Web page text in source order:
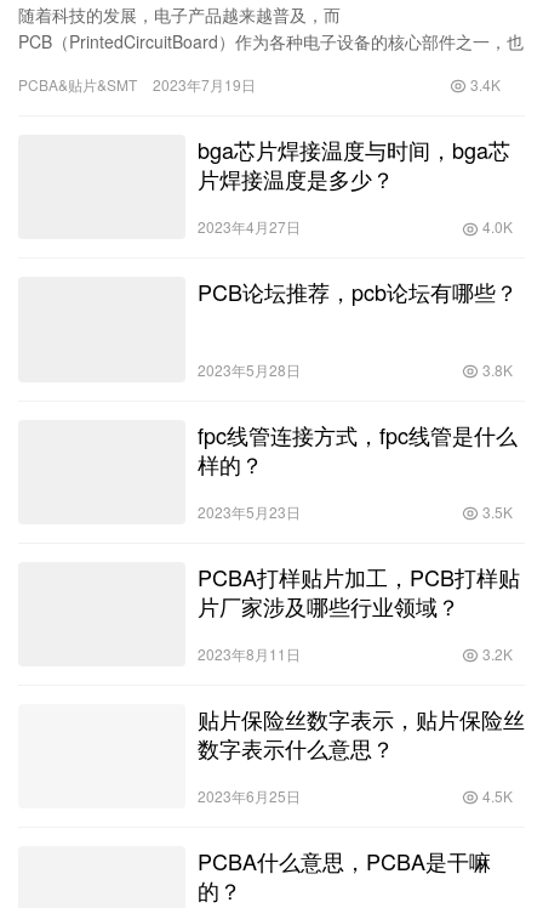
随着科技的发展，电子产品越来越普及，而
PCB（PrintedCircuitBoard）作为各种电子设备的核心部件之一，也
个复杂的问题。在本文
PCBA&贴片&SMT 2023年7月19日 3.4K
bga芯片焊接温度与时间，bga芯
片焊接温度是多少？
2023年4月27日 4.0K
PCB论坛推荐，pcb论坛有哪些？
2023年5月28日 3.8K
fpc线管连接方式，fpc线管是什么
样的？
2023年5月23日 3.5K
PCBA打样贴片加工，PCB打样贴
片厂家涉及哪些行业领域？
2023年8月11日 3.2K
贴片保险丝数字表示，贴片保险丝
数字表示什么意思？
2023年6月25日 4.5K
PCBA什么意思，PCBA是干嘛
的？